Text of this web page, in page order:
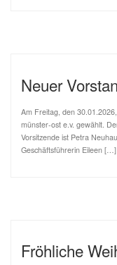
Neuer
Am Freitag, den
münster-ost e.v. gewählt.
Vorsitzende ist Petra
Geschäftsführerin Eileen […]
Fröhliche